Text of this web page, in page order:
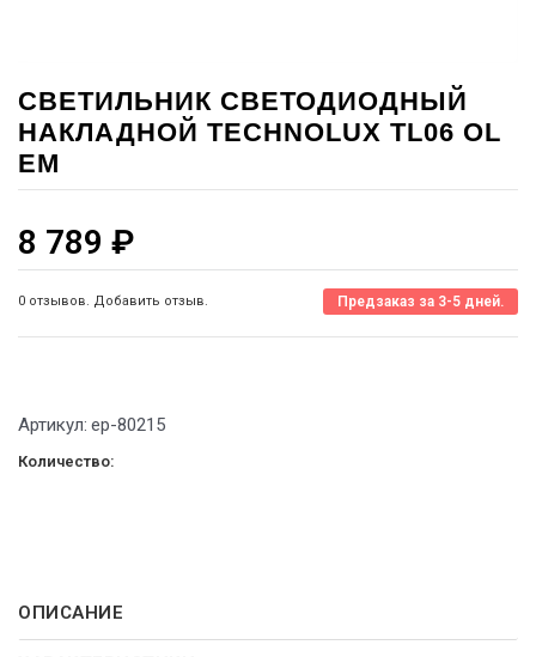
СВЕТИЛЬНИК СВЕТОДИОДНЫЙ
НАКЛАДНОЙ TECHNOLUX TL06 OL
EM
8 789 ₽
0 отзывов. Добавить отзыв. Предзаказ за 3-5 дней.
Артикул: ep-80215
Количество:
ОПИСАНИЕ